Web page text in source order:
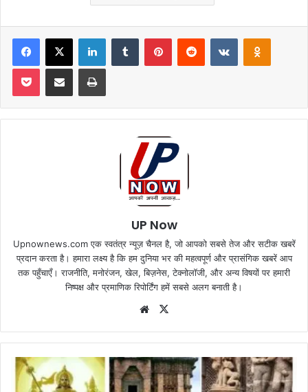
Facebook
X LinkedInTumblr PinterestReddit VKontakte
Pocket Share via Email Print
UP Now
Upnownews.com एक स्वतंत्र न्यूज़ चैनल है, जो आपको सबसे तेज और सटीक खबरें
प्रदान करता है। हमारा लक्ष्य है कि हम दुनिया भर की महत्वपूर्ण और प्रासंगिक खबरें आप
तक पहुँचाएँ। राजनीति, मनोरंजन, खेल, बिज़नेस, टेक्नोलॉजी, और अन्य विषयों पर हमारी
निष्पक्ष और प्रमाणिक रिपोर्टिंग हमें सबसे अलग बनाती है।
Website